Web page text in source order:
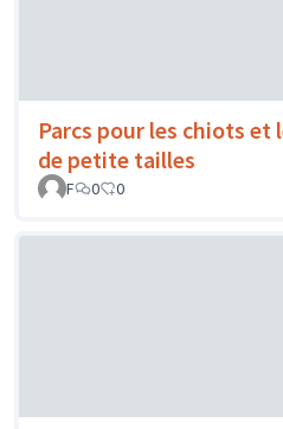
Parcs pour les chiots et
de petite tailles
F
0 0